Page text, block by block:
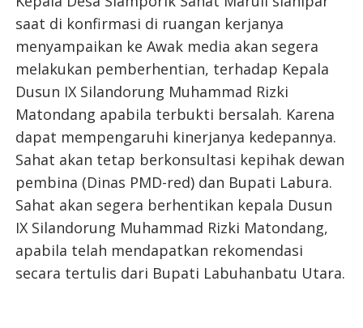
saat di konfirmasi di ruangan kerjanya
menyampaikan ke Awak media akan segera
melakukan pemberhentian, terhadap Kepala
Dusun IX Silandorung Muhammad Rizki
Matondang apabila terbukti bersalah. Karena
dapat mempengaruhi kinerjanya kedepannya.
Sahat akan tetap berkonsultasi kepihak dewan
pembina (Dinas PMD-red) dan Bupati Labura.
Sahat akan segera berhentikan kepala Dusun
IX Silandorung Muhammad Rizki Matondang,
apabila telah mendapatkan rekomendasi
secara tertulis dari Bupati Labuhanbatu Utara.